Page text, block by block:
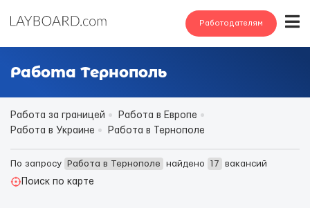
Работодателям
Работа Тернополь
Работа за границей
Работа в Европе
Работа в Украине
Работа в Тернополе
По запросу Работа в Тернополе найдено 17
вакансий
Поиск по карте